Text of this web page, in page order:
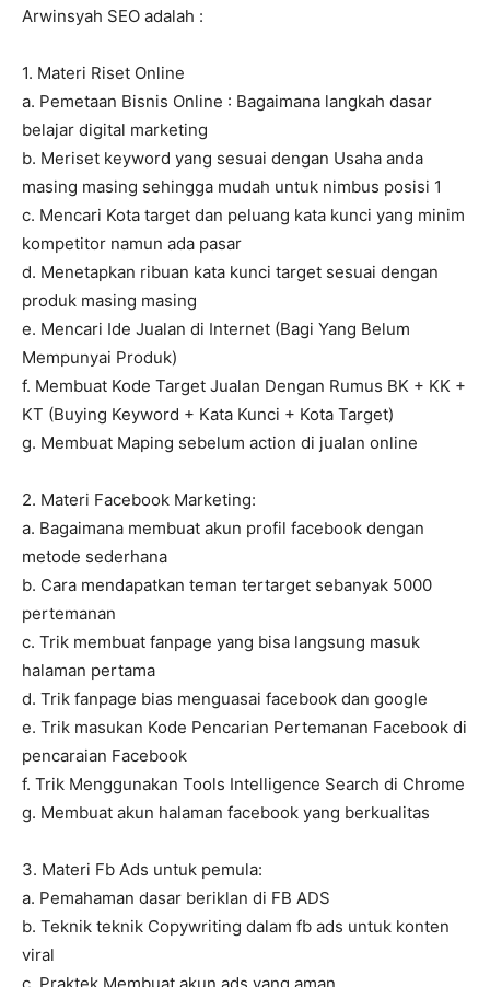
Arwinsyah SEO adalah :
1. Materi Riset Online
a. Pemetaan Bisnis Online : Bagaimana langkah dasar
belajar digital marketing
b. Meriset keyword yang sesuai dengan Usaha anda
masing masing sehingga mudah untuk nimbus posisi 1
c. Mencari Kota target dan peluang kata kunci yang minim
kompetitor namun ada pasar
d. Menetapkan ribuan kata kunci target sesuai dengan
produk masing masing
e. Mencari Ide Jualan di Internet (Bagi Yang Belum
Mempunyai Produk)
f. Membuat Kode Target Jualan Dengan Rumus BK + KK +
KT (Buying Keyword + Kata Kunci + Kota Target)
g. Membuat Maping sebelum action di jualan online
2. Materi Facebook Marketing:
a. Bagaimana membuat akun profil facebook dengan
metode sederhana
b. Cara mendapatkan teman tertarget sebanyak 5000
pertemanan
c. Trik membuat fanpage yang bisa langsung masuk
halaman pertama
d. Trik fanpage bias menguasai facebook dan google
e. Trik masukan Kode Pencarian Pertemanan Facebook di
pencaraian Facebook
f. Trik Menggunakan Tools Intelligence Search di Chrome
g. Membuat akun halaman facebook yang berkualitas
3. Materi Fb Ads untuk pemula:
a. Pemahaman dasar beriklan di FB ADS
b. Teknik teknik Copywriting dalam fb ads untuk konten
viral